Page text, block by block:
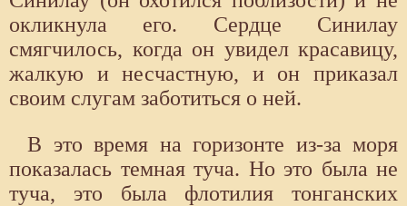
окликнула его. Сердце Синилау
смягчилось, когда он увидел красавицу,
жалкую и несчастную, и он приказал
своим слугам заботиться о ней.
В это время на горизонте из-за моря
показалась темная туча. Но это была не
туча, это была флотилия тонганских